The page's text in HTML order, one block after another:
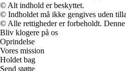
© Alt indhold er beskyttet.
© Indholdet må ikke gengives uden
© Alle rettigheder er forbeholdt.
Bliv klogere på os
Oprindelse
Vores mission
Holdet bag
Send støtte